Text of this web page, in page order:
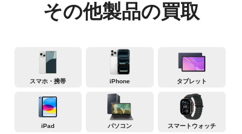
その他製品の買取
スマホ・携帯 iPhone タブレット
iPad パソコン スマートウォッチ